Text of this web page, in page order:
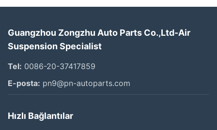
Guangzhou Zongzhu Auto Parts Co.,Ltd-Air
Suspension Specialist
Tel: 0086-20-37417859
E-posta: pn9@pn-autoparts.com
Hızlı Bağlantılar